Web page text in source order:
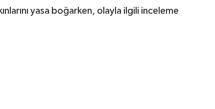
yasa boğarken, olayla ilgili inceleme